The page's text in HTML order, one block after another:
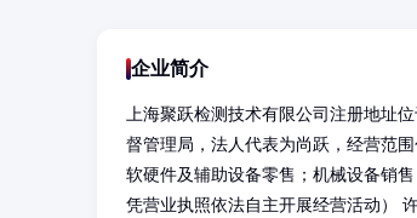
企业简介
上海聚跃检测技术有限公司注册地址
督管理局，法人代表为尚跃，经营范
软硬件及辅助设备零售；机械设备销
凭营业执照依法自主开展经营活动）